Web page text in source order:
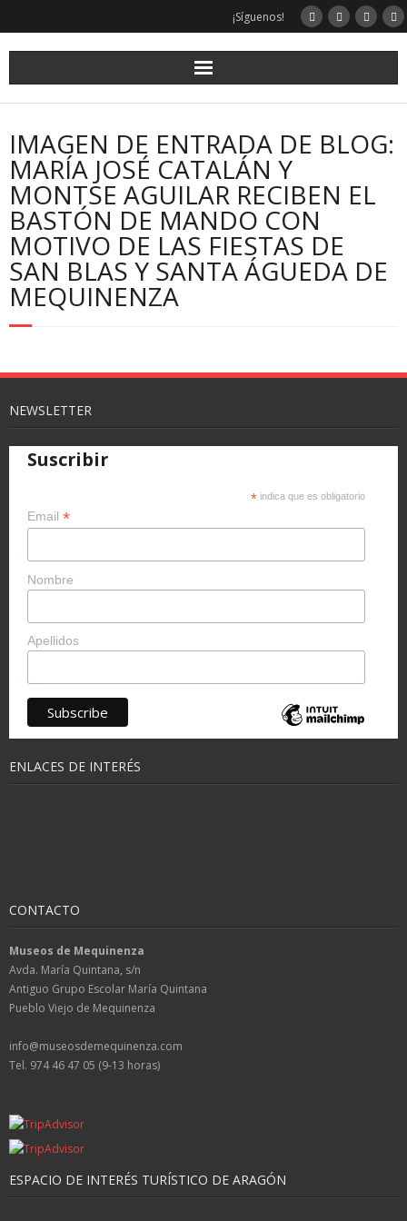
¡Síguenos!
IMAGEN DE ENTRADA DE BLOG:
MARÍA JOSÉ CATALÁN Y
MONTSE AGUILAR RECIBEN EL
BASTÓN DE MANDO CON
MOTIVO DE LAS FIESTAS DE
SAN BLAS Y SANTA ÁGUEDA DE
MEQUINENZA
NEWSLETTER
Suscribir
* indica que es obligatorio
Email *
Nombre
Apellidos
ENLACES DE INTERÉS
CONTACTO
Museos de Mequinenza
Avda. María Quintana, s/n
Antiguo Grupo Escolar María Quintana
Pueblo Viejo de Mequinenza
info@museosdemequinenza.com
Tel. 974 46 47 05 (9-13 horas)
ESPACIO DE INTERÉS TURÍSTICO DE ARAGÓN